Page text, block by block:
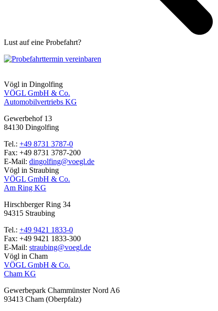
Lust auf eine Probefahrt?
Vögl in Dingolfing
VÖGL GmbH & Co.
Automobilvertriebs KG
Gewerbehof 13
84130 Dingolfing
Tel.: +49 8731 3787-0
Fax: +49 8731 3787-200
E-Mail: dingolfing@voegl.de
Vögl in Straubing
VÖGL GmbH & Co.
Am Ring KG
Hirschberger Ring 34
94315 Straubing
Tel.: +49 9421 1833-0
Fax: +49 9421 1833-300
E-Mail: straubing@voegl.de
Vögl in Cham
VÖGL GmbH & Co.
Cham KG
Gewerbepark Chammünster Nord A6
93413 Cham (Oberpfalz)